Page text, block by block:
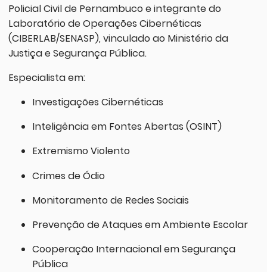
Policial Civil de Pernambuco e integrante do
Laboratório de Operações Cibernéticas
(CIBERLAB/SENASP), vinculado ao Ministério da
Justiça e Segurança Pública.
Especialista em:
Investigações Cibernéticas
Inteligência em Fontes Abertas (OSINT)
Extremismo Violento
Crimes de Ódio
Monitoramento de Redes Sociais
Prevenção de Ataques em Ambiente Escolar
Cooperação Internacional em Segurança
Pública